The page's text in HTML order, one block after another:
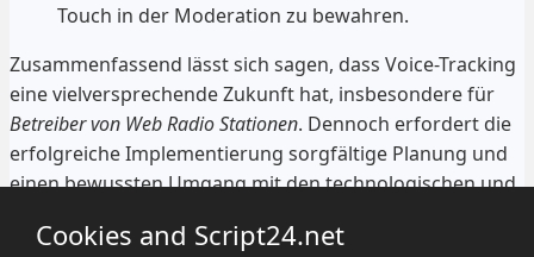
Touch in der Moderation zu bewahren.
Zusammenfassend lässt sich sagen, dass Voice-Tracking
eine vielversprechende Zukunft hat, insbesondere für
Betreiber von Web Radio Stationen. Dennoch erfordert die
erfolgreiche Implementierung sorgfältige Planung und
einen bewussten Umgang mit den technologischen und
auszuschöpfen.
Cookies and Script24.net